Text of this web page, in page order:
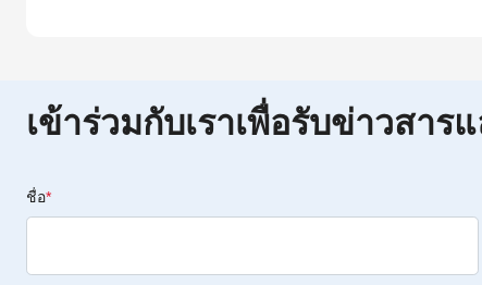
เข้าร่วมกับเราเพื่อรับข่าวสา
ชื่อ*